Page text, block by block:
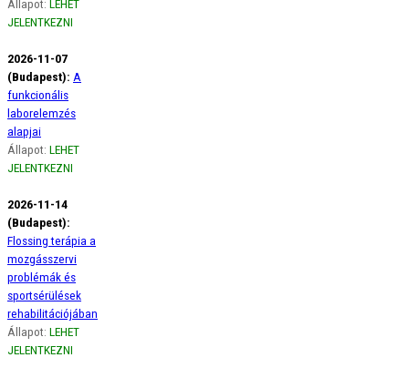
Állapot: LEHET
JELENTKEZNI
2026-11-07
(Budapest): A
funkcionális
laborelemzés
alapjai
Állapot: LEHET
JELENTKEZNI
2026-11-14
(Budapest):
Flossing terápia a
mozgásszervi
problémák és
sportsérülések
rehabilitációjában
Állapot: LEHET
JELENTKEZNI